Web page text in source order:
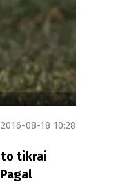
2016-08-18 10:28
to tikrai